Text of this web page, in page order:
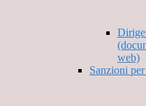
web)
Sanzioni